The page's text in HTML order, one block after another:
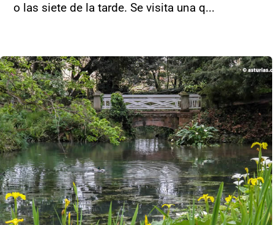
o las siete de la tarde. Se visita una q...